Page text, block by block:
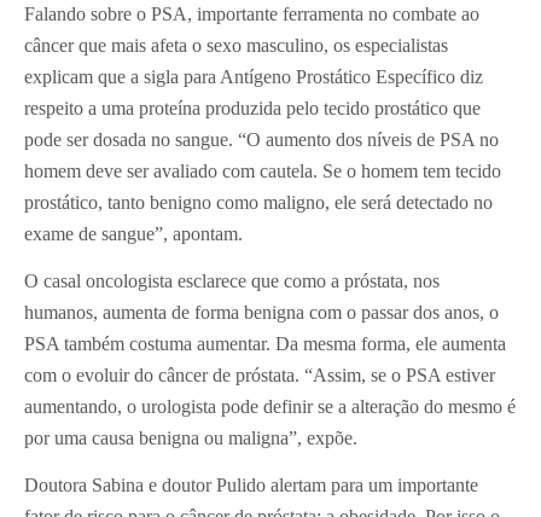
Falando sobre o PSA, importante ferramenta no combate ao
câncer que mais afeta o sexo masculino, os especialistas
explicam que a sigla para Antígeno Prostático Específico diz
respeito a uma proteína produzida pelo tecido prostático que
pode ser dosada no sangue. “O aumento dos níveis de PSA no
homem deve ser avaliado com cautela. Se o homem tem tecido
prostático, tanto benigno como maligno, ele será detectado no
exame de sangue”, apontam.
O casal oncologista esclarece que como a próstata, nos
humanos, aumenta de forma benigna com o passar dos anos, o
PSA também costuma aumentar. Da mesma forma, ele aumenta
com o evoluir do câncer de próstata. “Assim, se o PSA estiver
aumentando, o urologista pode definir se a alteração do mesmo é
por uma causa benigna ou maligna”, expõe.
Doutora Sabina e doutor Pulido alertam para um importante